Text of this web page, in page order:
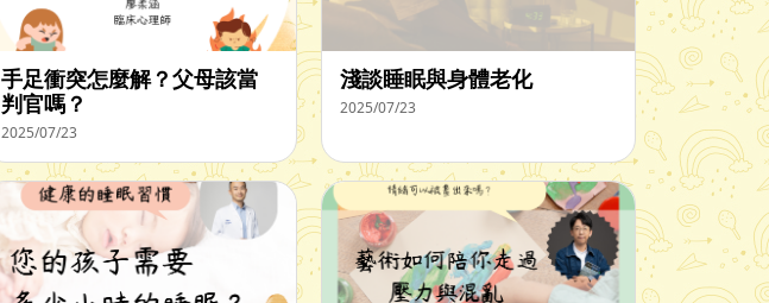
手足衝突怎麼解？父母該當
判官嗎？
2025/07/23
淺談睡眠與身體老化
2025/07/23